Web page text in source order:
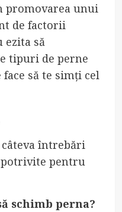
promovarea unui
de factorii
ezita să
tipuri de perne
să te simți cel
întrebări
potrivite pentru
schimb perna?